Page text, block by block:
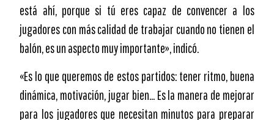
está ahí, porque si tú eres capaz de convencer a los
jugadores con más calidad de trabajar cuando no tienen el
balón, es un aspecto muy importante», indicó.
«Es lo que queremos de estos partidos: tener ritmo, buena
dinámica, motivación, jugar bien… Es la manera de mejorar
para los jugadores que necesitan minutos para preparar